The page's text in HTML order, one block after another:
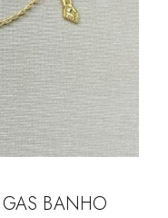
BANHO